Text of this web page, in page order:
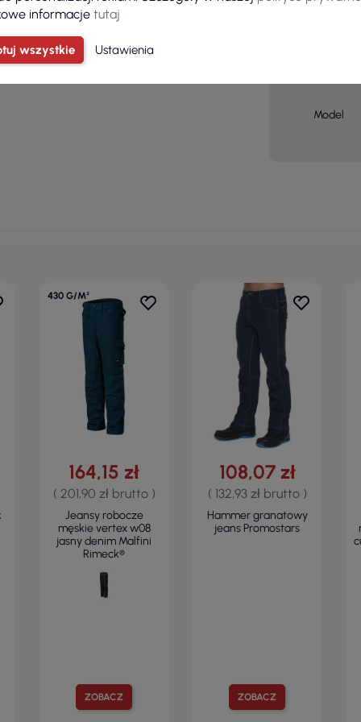
Model
430 G/M²
ZOBACZ
164,15 zł
( 201,90 zł brutto )
Jeansy robocze
męskie vertex w08
jasny denim Malfini
Rimeck®
ZOBACZ
108,07 zł
( 132,93 zł brutto )
Hammer granatowy
jeans Promostars
informacje tutaj
wszystkie Ustawienia